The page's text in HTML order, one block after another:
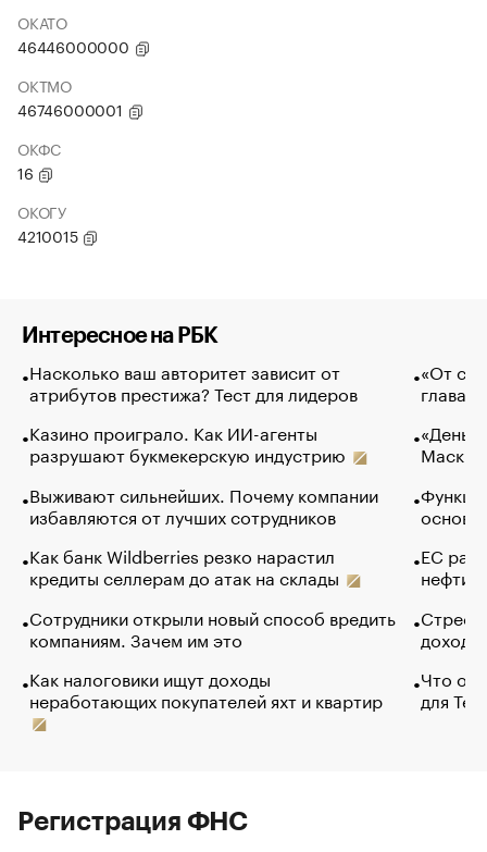
ОКАТО
46446000000
ОКТМО
46746000001
ОКФС
16
ОКОГУ
4210015
Интересное на РБК
Насколько ваш авторитет зависит от
атрибутов престижа? Тест для лидеров
Казино проиграло. Как ИИ-агенты
разрушают букмекерскую индустрию
Выживают сильнейших. Почему компании
избавляются от лучших сотрудников
Как банк Wildberries резко нарастил
кредиты селлерам до атак на склады
Сотрудники открыли новый способ вредить
компаниям. Зачем им это
Как налоговики ищут доходы
неработающих покупателей яхт и квартир
«От
глава
Маск в
основ
ЕС
нефти
Что
для
Регистрация ФНС